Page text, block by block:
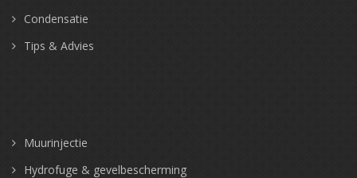
Condensatie
Tips & Advies
Muurinjectie
Hydrofuge & gevelbescherming